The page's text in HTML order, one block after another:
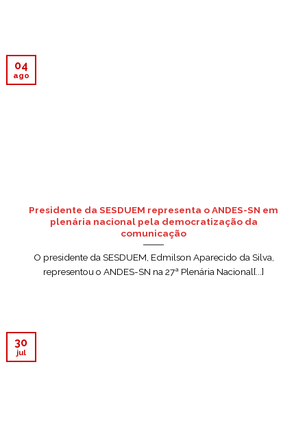
Presidente da SESDUEM representa o ANDES-SN em
plenária nacional pela democratização da
comunicação
O presidente da SESDUEM, Edmilson Aparecido da Silva,
representou o ANDES-SN na 27ª Plenária Nacional[...]
04
ago
30
jul